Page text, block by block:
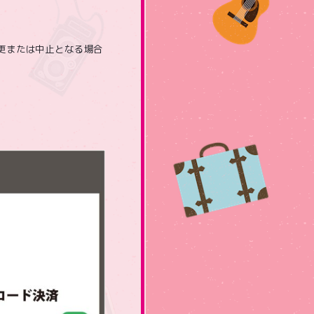
または中止となる場合